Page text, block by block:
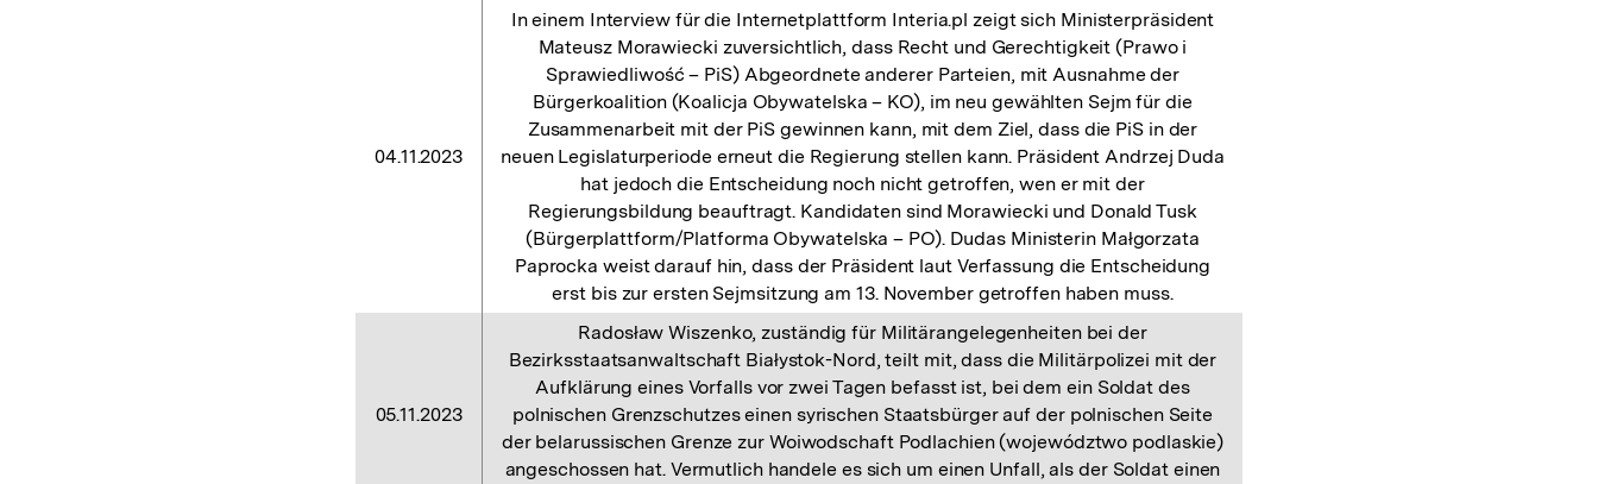
04.11.2023
In einem Interview für die Internetplattform Interia.pl zeigt sich Ministerpräsident
Mateusz Morawiecki zuversichtlich, dass Recht und Gerechtigkeit (Prawo i
Sprawiedliwość – PiS) Abgeordnete anderer Parteien, mit Ausnahme der
Bürgerkoalition (Koalicja Obywatelska – KO), im neu gewählten Sejm für die
Zusammenarbeit mit der PiS gewinnen kann, mit dem Ziel, dass die PiS in der
neuen Legislaturperiode erneut die Regierung stellen kann. Präsident Andrzej Duda
hat jedoch die Entscheidung noch nicht getroffen, wen er mit der
Regierungsbildung beauftragt. Kandidaten sind Morawiecki und Donald Tusk
(Bürgerplattform/Platforma Obywatelska – PO). Dudas Ministerin Małgorzata
Paprocka weist darauf hin, dass der Präsident laut Verfassung die Entscheidung
erst bis zur ersten Sejmsitzung am 13. November getroffen haben muss.
05.11.2023
Radosław Wiszenko, zuständig für Militärangelegenheiten bei der
Bezirksstaatsanwaltschaft Białystok-Nord, teilt mit, dass die Militärpolizei mit der
Aufklärung eines Vorfalls vor zwei Tagen befasst ist, bei dem ein Soldat des
polnischen Grenzschutzes einen syrischen Staatsbürger auf der polnischen Seite
der belarussischen Grenze zur Woiwodschaft Podlachien (województwo podlaskie)
angeschossen hat. Vermutlich handele es sich um einen Unfall, als der Soldat einen